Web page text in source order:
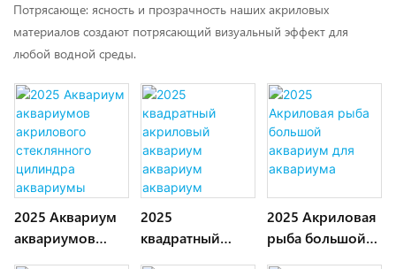
Потрясающе: ясность и прозрачность наших акриловых
материалов создают потрясающий визуальный эффект для
любой водной среды.
2025 Аквариум
аквариумов
2025
квадратный
2025 Акриловая
рыба большой